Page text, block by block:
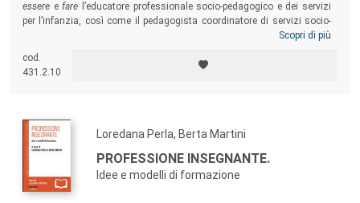
essere efare l’educatore professionale socio-pedagogico e dei servizi
per l’infanzia, così come il pedagogista coordinatore di servizi socio-
educativi. Un testo per educatori professionali socio-pedagogici e dei
servizi, insegnanti e professionisti che, a diverso titolo, operano nei
contesti educativi per il sociale, dunque anche nei servizi culturali e
Scopri di più
cod.
431.2.10
Loredana Perla, Berta Martini
PROFESSIONE INSEGNANTE.
Idee e modelli di formazione